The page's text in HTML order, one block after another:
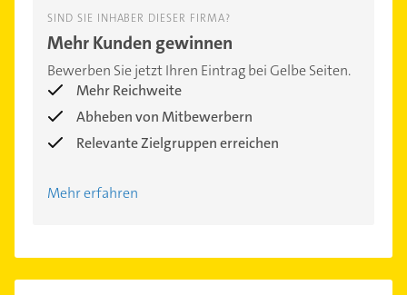
SIND SIE INHABER DIESER FIRMA?
Mehr Kunden gewinnen
Bewerben Sie jetzt Ihren Eintrag bei Gelbe Seiten.
Mehr Reichweite
Abheben von Mitbewerbern
Relevante Zielgruppen erreichen
Mehr erfahren